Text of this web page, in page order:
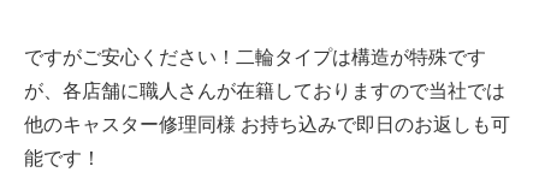
ですがご安心ください！二輪タイプは構造が特殊です
が、各店舗に職人さんが在籍しておりますので当社では
他のキャスター修理同様 お持ち込みで即日のお返しも可
能です！